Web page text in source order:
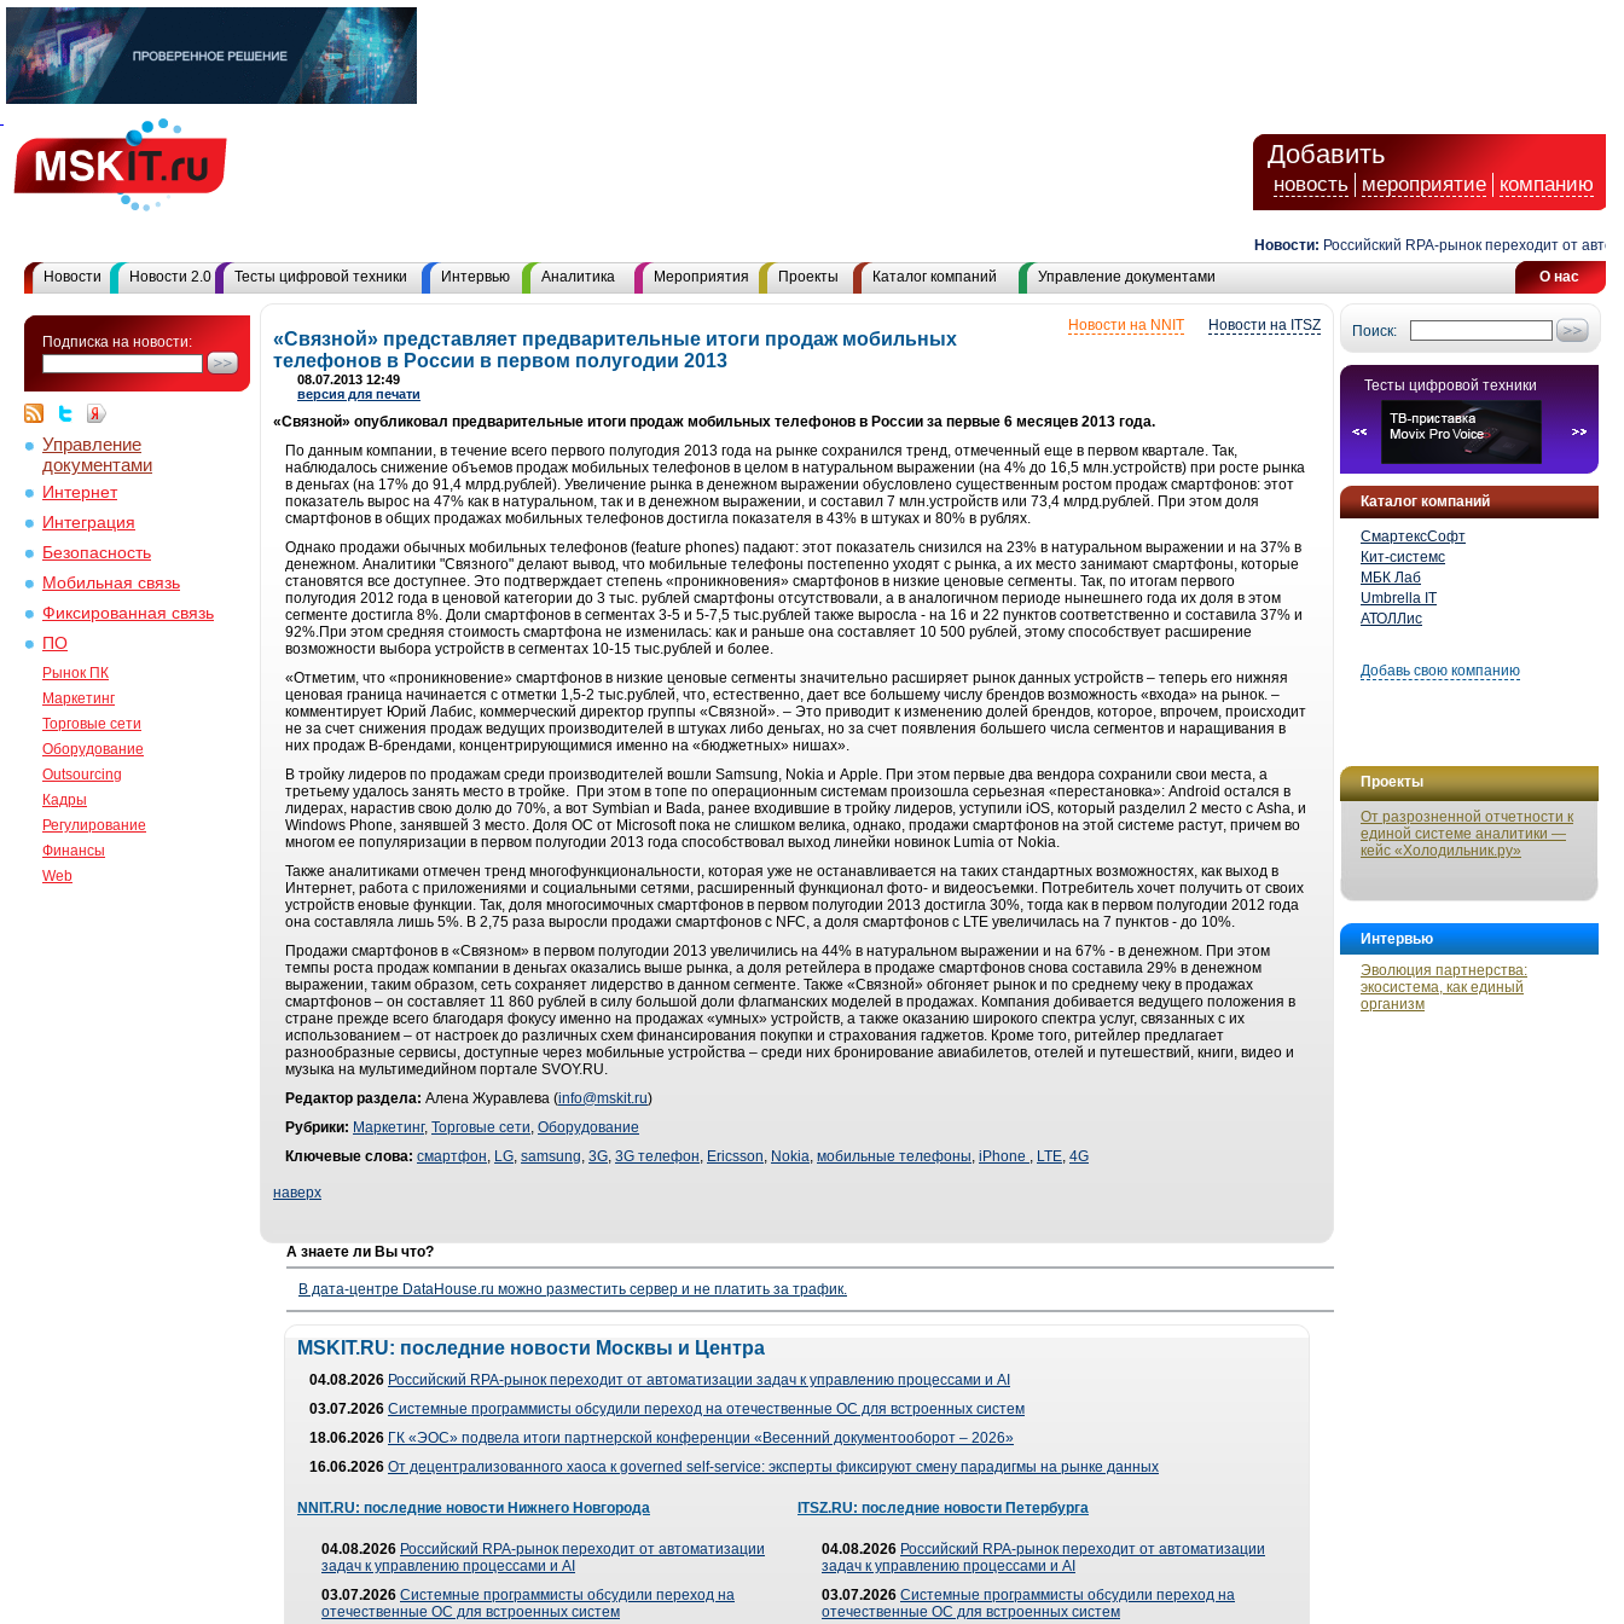
Добавить
новость мероприятие компанию
Новости: Российский RPA-рынок переходит от
О нас
Новости Новости 2.0 Тесты цифровой техники Интервью Аналитика Мероприятия Проекты Каталог компаний Управление документами
Подписка на новости:
Управление
документами
Интернет
Интеграция
Безопасность
Мобильная связь
Фиксированная связь
ПО
Рынок ПК
Маркетинг
Торговые сети
Оборудование
Outsourcing
Кадры
Регулирование
Финансы
Web
Поиск:
Тесты цифровой техники
Каталог компаний
СмартексСофт
Кит-системс
МБК Лаб
Umbrella IT
АТОЛЛис
Добавь свою компанию
Проекты
От разрозненной отчетности к
единой системе аналитики —
кейс «Холодильник.ру»
Интервью
Эволюция партнерства:
экосистема, как единый
организм
Новости на ITSZ
Новости на NNIT
«Связной» представляет предварительные итоги продаж мобильных
телефонов в России в первом полугодии 2013
08.07.2013 12:49
версия для печати
«Связной» опубликовал предварительные итоги продаж мобильных телефонов в России за первые 6 месяцев 2013 года.
По данным компании, в течение всего первого полугодия 2013 года на рынке сохранился тренд, отмеченный еще в первом квартале. Так,
наблюдалось снижение объемов продаж мобильных телефонов в целом в натуральном выражении (на 4% до 16,5 млн.устройств) при росте рынка
в деньгах (на 17% до 91,4 млрд.рублей). Увеличение рынка в денежном выражении обусловлено существенным ростом продаж смартфонов: этот
показатель вырос на 47% как в натуральном, так и в денежном выражении, и составил 7 млн.устройств или 73,4 млрд.рублей. При этом доля
смартфонов в общих продажах мобильных телефонов достигла показателя в 43% в штуках и 80% в рублях.
Однако продажи обычных мобильных телефонов (feature phones) падают: этот показатель снизился на 23% в натуральном выражении и на 37% в
денежном. Аналитики "Связного" делают вывод, что мобильные телефоны постепенно уходят с рынка, а их место занимают смартфоны, которые
становятся все доступнее. Это подтверждает степень «проникновения» смартфонов в низкие ценовые сегменты. Так, по итогам первого
полугодия 2012 года в ценовой категории до 3 тыс. рублей смартфоны отсутствовали, а в аналогичном периоде нынешнего года их доля в этом
сегменте достигла 8%. Доли смартфонов в сегментах 3-5 и 5-7,5 тыс.рублей также выросла - на 16 и 22 пунктов соответственно и составила 37% и
92%.При этом средняя стоимость смартфона не изменилась: как и раньше она составляет 10 500 рублей, этому способствует расширение
возможности выбора устройств в сегментах 10-15 тыс.рублей и более.
«Отметим, что «проникновение» смартфонов в низкие ценовые сегменты значительно расширяет рынок данных устройств – теперь его нижняя
ценовая граница начинается с отметки 1,5-2 тыс.рублей, что, естественно, дает все большему числу брендов возможность «входа» на рынок. –
комментирует Юрий Лабис, коммерческий директор группы «Связной». – Это приводит к изменению долей брендов, которое, впрочем, происходит
не за счет снижения продаж ведущих производителей в штуках либо деньгах, но за счет появления большего числа сегментов и наращивания в
них продаж В-брендами, концентрирующимися именно на «бюджетных» нишах».
В тройку лидеров по продажам среди производителей вошли Samsung, Nokia и Apple. При этом первые два вендора сохранили свои места, а
третьему удалось занять место в тройке. При этом в топе по операционным системам произошла серьезная «перестановка»: Android остался в
лидерах, нарастив свою долю до 70%, а вот Symbian и Bada, ранее входившие в тройку лидеров, уступили iOS, который разделил 2 место с Asha, и
Windows Phone, занявшей 3 место. Доля ОС от Microsoft пока не слишком велика, однако, продажи смартфонов на этой системе растут, причем во
многом ее популяризации в первом полугодии 2013 года способствовал выход линейки новинок Lumia от Nokia.
Также аналитиками отмечен тренд многофункциональности, которая уже не останавливается на таких стандартных возможностях, как выход в
Интернет, работа с приложениями и социальными сетями, расширенный функционал фото- и видеосъемки. Потребитель хочет получить от своих
устройств еновые функции. Так, доля многосимочных смартфонов в первом полугодии 2013 достигла 30%, тогда как в первом полугодии 2012 года
она составляла лишь 5%. В 2,75 раза выросли продажи смартфонов с NFC, а доля смартфонов с LTE увеличилась на 7 пунктов - до 10%.
Продажи смартфонов в «Связном» в первом полугодии 2013 увеличились на 44% в натуральном выражении и на 67% - в денежном. При этом
темпы роста продаж компании в деньгах оказались выше рынка, а доля ретейлера в продаже смартфонов снова составила 29% в денежном
выражении, таким образом, сеть сохраняет лидерство в данном сегменте. Также «Связной» обгоняет рынок и по среднему чеку в продажах
смартфонов – он составляет 11 860 рублей в силу большой доли флагманских моделей в продажах. Компания добивается ведущего положения в
стране прежде всего благодаря фокусу именно на продажах «умных» устройств, а также оказанию широкого спектра услуг, связанных с их
использованием – от настроек до различных схем финансирования покупки и страхования гаджетов. Кроме того, ритейлер предлагает
разнообразные сервисы, доступные через мобильные устройства – среди них бронирование авиабилетов, отелей и путешествий, книги, видео и
музыка на мультимедийном портале SVOY.RU.
Редактор раздела: Алена Журавлева (info@mskit.ru)
Рубрики: Маркетинг, Торговые сети, Оборудование
Ключевые слова: смартфон, LG, samsung, 3G, 3G телефон, Ericsson, Nokia, мобильные телефоны, iPhone , LTE, 4G
наверх
А знаете ли Вы что?
В дата-центре DataHouse.ru можно разместить сервер и не платить за трафик.
MSKIT.RU: последние новости Москвы и Центра
04.08.2026 Российский RPA-рынок переходит от автоматизации задач к управлению процессами и AI
03.07.2026 Системные программисты обсудили переход на отечественные ОС для встроенных систем
18.06.2026 ГК «ЭОС» подвела итоги партнерской конференции «Весенний документооборот – 2026»
16.06.2026 От децентрализованного хаоса к governed self-service: эксперты фиксируют смену парадигмы на рынке данных
NNIT.RU: последние новости Нижнего Новгорода
04.08.2026 Российский RPA-рынок переходит от автоматизации
задач к управлению процессами и AI
03.07.2026 Системные программисты обсудили переход на
отечественные ОС для встроенных систем
ITSZ.RU: последние новости Петербурга
04.08.2026 Российский RPA-рынок переходит от автоматизации
задач к управлению процессами и AI
03.07.2026 Системные программисты обсудили переход на
отечественные ОС для встроенных систем